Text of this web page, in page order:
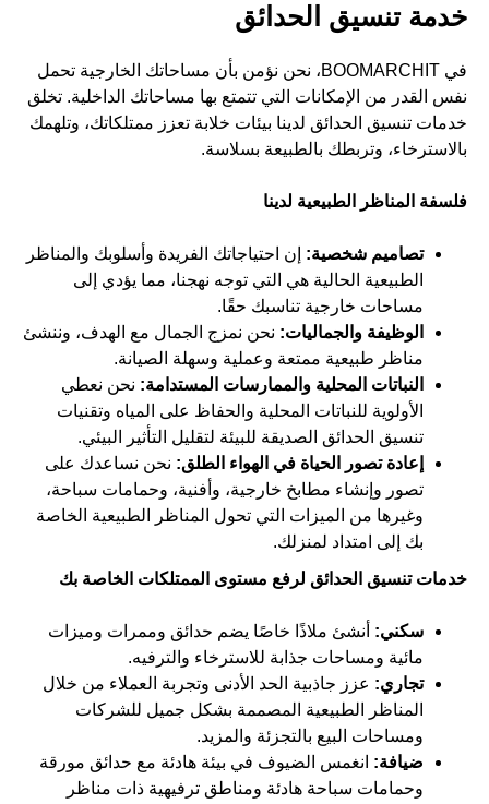
خدمة تنسيق الحدائق
في BOOMARCHIT، نحن نؤمن بأن مساحاتك الخارجية تحمل
نفس القدر من الإمكانات التي تتمتع بها مساحاتك الداخلية. تخلق
خدمات تنسيق الحدائق لدينا بيئات خلابة تعزز ممتلكاتك، وتلهمك
بالاسترخاء، وتربطك بالطبيعة بسلاسة.
فلسفة المناظر الطبيعية لدينا
تصاميم شخصية: إن احتياجاتك الفريدة وأسلوبك والمناظر
الطبيعية الحالية هي التي توجه نهجنا، مما يؤدي إلى
مساحات خارجية تناسبك حقًا.
الوظيفة والجماليات: نحن نمزج الجمال مع الهدف، وننشئ
مناظر طبيعية ممتعة وعملية وسهلة الصيانة.
النباتات المحلية والممارسات المستدامة: نحن نعطي
الأولوية للنباتات المحلية والحفاظ على المياه وتقنيات
تنسيق الحدائق الصديقة للبيئة لتقليل التأثير البيئي.
إعادة تصور الحياة في الهواء الطلق: نحن نساعدك على
تصور وإنشاء مطابخ خارجية، وأفنية، وحمامات سباحة،
وغيرها من الميزات التي تحول المناظر الطبيعية الخاصة
بك إلى امتداد لمنزلك.
خدمات تنسيق الحدائق لرفع مستوى الممتلكات الخاصة بك
سكني: أنشئ ملاذًا خاصًا يضم حدائق وممرات وميزات
مائية ومساحات جذابة للاسترخاء والترفيه.
تجاري: عزز جاذبية الحد الأدنى وتجربة العملاء من خلال
المناظر الطبيعية المصممة بشكل جميل للشركات
ومساحات البيع بالتجزئة والمزيد.
ضيافة: انغمس الضيوف في بيئة هادئة مع حدائق مورقة
وحمامات سباحة هادئة ومناطق ترفيهية ذات مناظر